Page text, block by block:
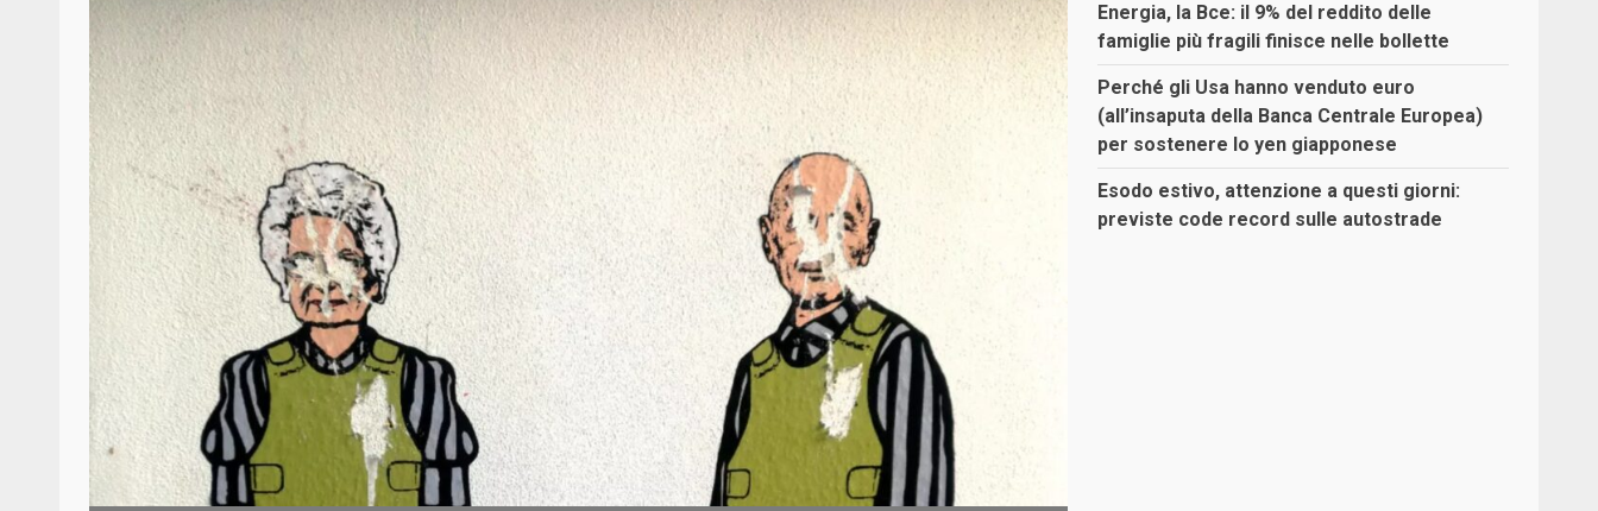
Energia, la Bce: il 9% del reddito delle
famiglie più fragili finisce nelle bollette
Perché gli Usa hanno venduto euro
(all’insaputa della Banca Centrale Europea)
per sostenere lo yen giapponese
Esodo estivo, attenzione a questi giorni:
previste code record sulle autostrade